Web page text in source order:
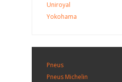
Uniroyal
Yokohama
Pneus
Pneus Michelin